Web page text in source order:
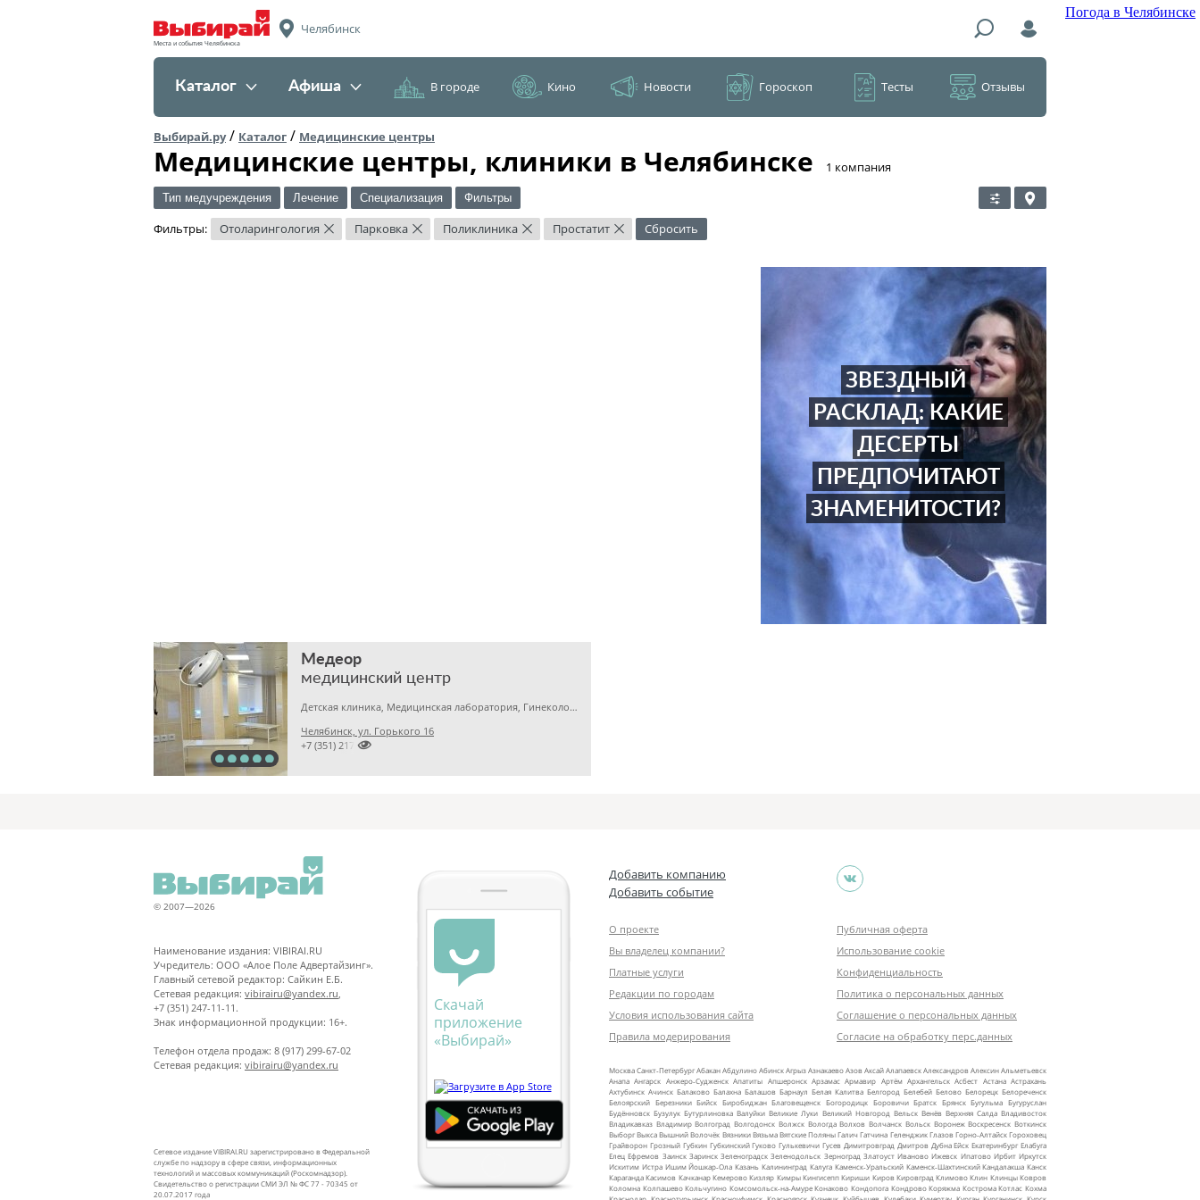
Погода в Челябинске
Места и события Челябинска
Челябинск
Каталог Афиша В городе Кино Новости Гороскоп Тесты Отзывы
Выбирай.ру/ Каталог / Медицинские центры
Медицинские центры, клиники в Челябинске ​1 компания
Тип медучреждения Лечение Специализация Фильтры
Фильтры: Отоларингология × Парковка × Поликлиника × Простатит × Сбросить
ЗВЕЗДНЫЙ
РАСКЛАД: КАКИЕ
ДЕСЕРТЫ
ПРЕДПОЧИТАЮТ
ЗНАМЕНИТОСТИ?
Медеор
медицинский центр
Детская клиника, Медицинская лаборатория, Гинекология
Челябинск, ул. Горького 16

+7 (351) 2172376
© 2007—2026
Наименование издания: VIBIRAI.RU
Учредитель: ООО «Алое Поле Адвертайзинг».
Главный сетевой редактор: Сайкин Е.Б.
Сетевая редакция: vibirairu@yandex.ru
+7 (351) 247-11-11.
Знак информационной продукции: 16+.
Телефон отдела продаж: 8 (917) 299-67-02
Сетевая редакция: vibirairu@yandex.ru
Сетевое издание VIBIRAI.RU зарегистрировано в Федеральной
службе по надзору в сфере связи, информационных
технологий и массовых коммуникаций (Роскомнадзор).
Свидетельство о регистрации СМИ ЭЛ № ФС 77 - 70345 от
20.07.2017 года
Скачай
приложение
«Выбирай»
Добавить компанию
Добавить событие
О проекте
Вы владелец компании?
Платные услуги
Редакции по городам
Условия использования сайта
Правила модерирования
Публичная оферта
Использование cookie
Конфиденциальность
Политика о персональных данных
Соглашение о персональных данных
Согласие на обработку перс.данных
МоскваСанкт‑ПетербургАбаканАбдулиноАбинскАгрызАзнакаевоАзовАксайАлапаевскАлександровАлексинАльметьевск
Анапа Ангарск Анжеро‑Судженск Апатиты Апшеронск Арзамас Армавир Артём Архангельск Асбест Астана Астрахань
Ахтубинск Ачинск Балаково Балахна Балашов Барнаул Белая Калитва Белгород Белебей Белово Белорецк Белореченск
Белоярский Березники Бийск Биробиджан Благовещенск Богородицк Боровичи Братск Брянск Бугульма Бугуруслан
Будённовск Бузулук Бутурлиновка Валуйки Великие Луки Великий Новгород Вельск Венёв Верхняя Салда Владивосток
Владикавказ Владимир Волгоград Волгодонск Волжск Вологда Волхов Волчанск Вольск Воронеж Воскресенск Воткинск
ВыборгВыкса Вышний Волочёк Вязники Вязьма Вятские Поляны Галич Гатчина Геленджик Глазов Горно‑АлтайскГороховец
Грайворон Грозный Губкин Губкинский Гуково Гулькевичи Гусев Димитровград Дмитров Дубна Ейск Екатеринбург Елабуга
Елец Ефремов Заинск Заринск Зеленоградск Зеленодольск Зерноград Златоуст Иваново Ижевск Ипатово Ирбит Иркутск
Искитим Истра Ишим Йошкар‑Ола Казань Калининград Калуга Каменск‑Уральский Каменск‑Шахтинский Кандалакша Канск
Караганда Касимов Качканар Кемерово Кизляр Кимры Кингисепп Кириши Киров Кировград Климово Клин Клинцы Ковров
Коломна Колпашево Кольчугино Комсомольск‑на‑Амуре Конаково Кондопога Кондрово Коряжма Кострома Котлас Кохма